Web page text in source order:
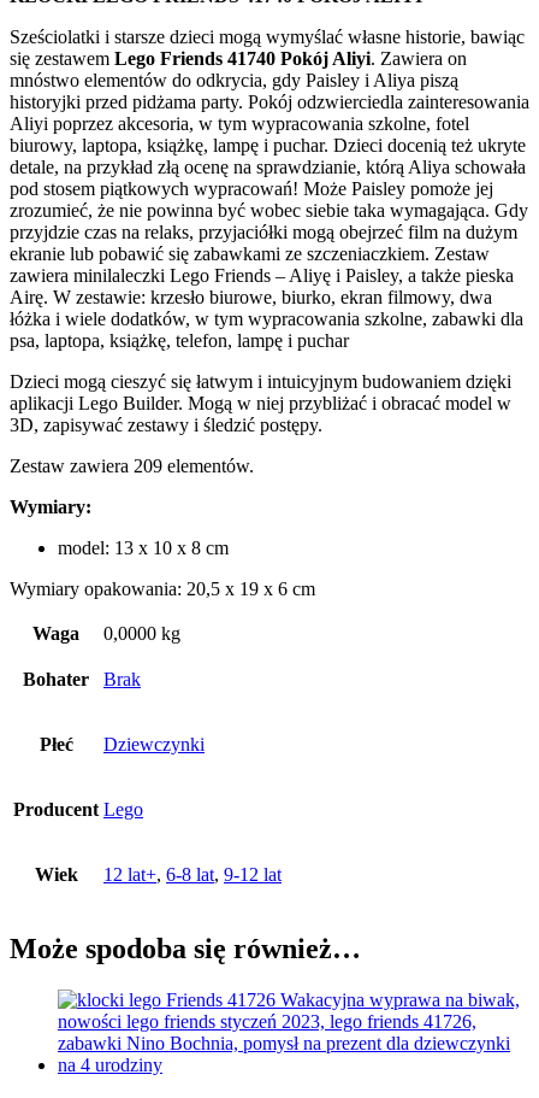
Sześciolatki i starsze dzieci mogą wymyślać własne historie, bawiąc
się zestawem Lego Friends 41740 Pokój Aliyi. Zawiera on
mnóstwo elementów do odkrycia, gdy Paisley i Aliya piszą
historyjki przed pidżama party. Pokój odzwierciedla zainteresowania
Aliyi poprzez akcesoria, w tym wypracowania szkolne, fotel
biurowy, laptopa, książkę, lampę i puchar. Dzieci docenią też ukryte
detale, na przykład złą ocenę na sprawdzianie, którą Aliya schowała
pod stosem piątkowych wypracowań! Może Paisley pomoże jej
zrozumieć, że nie powinna być wobec siebie taka wymagająca. Gdy
przyjdzie czas na relaks, przyjaciółki mogą obejrzeć film na dużym
ekranie lub pobawić się zabawkami ze szczeniaczkiem. Zestaw
zawiera minilaleczki Lego Friends – Aliyę i Paisley, a także pieska
Airę. W zestawie: krzesło biurowe, biurko, ekran filmowy, dwa
łóżka i wiele dodatków, w tym wypracowania szkolne, zabawki dla
psa, laptopa, książkę, telefon, lampę i puchar
Dzieci mogą cieszyć się łatwym i intuicyjnym budowaniem dzięki
aplikacji Lego Builder. Mogą w niej przybliżać i obracać model w
3D, zapisywać zestawy i śledzić postępy.
Zestaw zawiera 209 elementów.
Wymiary:
model: 13 x 10 x 8 cm
Wymiary opakowania: 20,5 x 19 x 6 cm
Waga 0,0000 kg
Bohater Brak
Płeć Dziewczynki
Producent Lego
Wiek 12 lat+, 6-8 lat, 9-12 lat
Może spodoba się również…